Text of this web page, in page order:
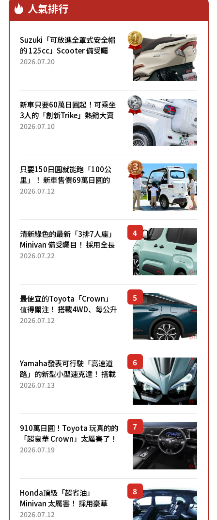
人氣排行
Suzuki「可放進全罩式安全帽
的 125cc」Scooter 備受矚
目！採用全新流線設計與各項
2026.07.20
新車只要60萬日圓起！可乘坐
3人的「創新Trike」熱銷大賣
成為人氣車款！「養車成本真
2026.07.10
只要150日圓就能跑「100公
里」！ 新車售價69萬日圓的
「3人座」Trike大受歡迎！ 順
2026.07.12
清新綠色的最新「3排7人座」
Minivan 備受矚目！ 採用全長
4.7公尺剛剛好的車身尺寸與
2026.07.22
最便宜的Toyota「Crown」
值得關注！ 搭載4WD、每公升
22.4公里低油耗表現超亮眼！
2026.07.12
Yamaha發表可行駛「高速道
路」的新型小型速克達！ 搭載
能享受超強勁「渦輪感」的動
2026.07.13
910萬日圓！Toyota 玩真的的
「超豪華 Crown」太厲害了！
採用由「匠人技藝」打造的
2026.07.19
Honda頂級「超省油」
Minivan 太厲害！ 採用豪華
「真皮座椅」與專屬「黑色內
2026.07.12